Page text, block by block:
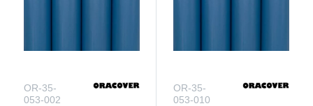
OR-35-
053-002
OR-35-
053-010